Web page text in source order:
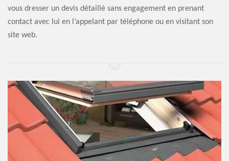
vous dresser un devis détaillé sans engagement en prenant
contact avec lui en l’appelant par téléphone ou en visitant son
site web.